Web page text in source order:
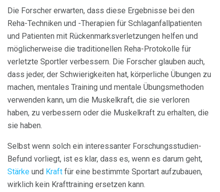
Die Forscher erwarten, dass diese Ergebnisse bei den
Reha-Techniken und -Therapien für Schlaganfallpatienten
und Patienten mit Rückenmarksverletzungen helfen und
möglicherweise die traditionellen Reha-Protokolle für
verletzte Sportler verbessern. Die Forscher glauben auch,
dass jeder, der Schwierigkeiten hat, körperliche Übungen zu
machen, mentales Training und mentale Übungsmethoden
verwenden kann, um die Muskelkraft, die sie verloren
haben, zu verbessern oder die Muskelkraft zu erhalten, die
sie haben.
Selbst wenn solch ein interessanter Forschungsstudien-
Befund vorliegt, ist es klar, dass es, wenn es darum geht,
Stärke und Kraft für eine bestimmte Sportart aufzubauen,
wirklich kein Krafttraining ersetzen kann.